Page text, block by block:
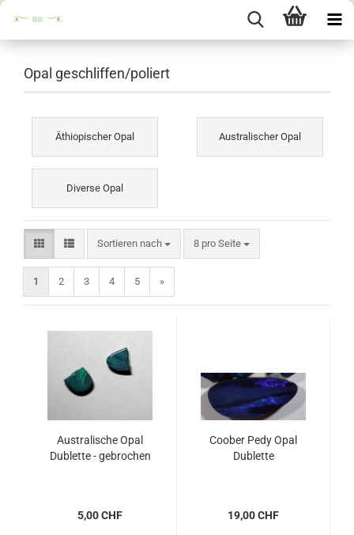
Opal geschliffen/poliert
Äthiopischer Opal Australischer Opal
Diverse Opal
Sortieren nach
Sortieren nach 8 pro Seite
pro Seite
1 2 3 4 5 »
Australische Opal
Dublette - gebrochen
5,00 CHF
Coober Pedy Opal
Dublette
19,00 CHF